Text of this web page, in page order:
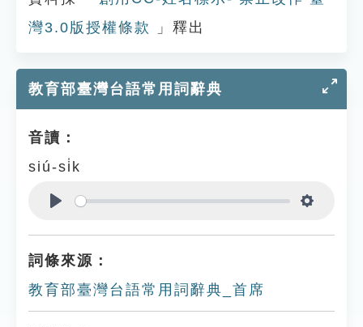
灣3.0版授權條款
」釋出
教育部臺灣台語常用詞辭典
音讀：
siú-si̍k
詞條來源：
教育部臺灣台語常用詞辭典_首席